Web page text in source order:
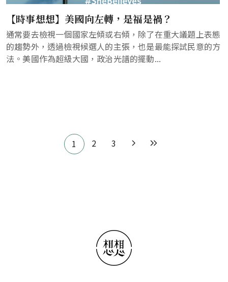
【時事想想】美國向左轉，是福是禍？
通常要去檢視一個國家左傾或右傾，除了在重大議題上表態
的趨勢外，透過檢視候選人的主張，也是最能探試民意的方
法。美國作為超級大國，政治光譜的擺動...
Pagination 1 2 3